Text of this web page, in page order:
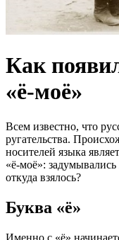
Как
«ё-моё»
Всем известно, что
ругательства.
носителей языка
«ё-моё»:
откуда взялось?
Буква «ё»
Именно с «ё»